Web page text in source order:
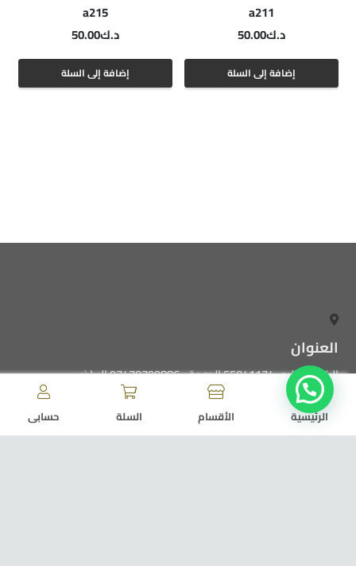
a211
د.ك50.00
إضافة إلى السلة
a215
د.ك50.00
إضافة إلى السلة
العنوان
الكويت ، الرى 55041174 الدوحة +97470799886 الرياض
0509931122 الامارات ، الشارقة
الرئيسية الأقسام السلة حسابى